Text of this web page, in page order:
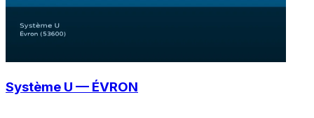
Système U — ÉVRON